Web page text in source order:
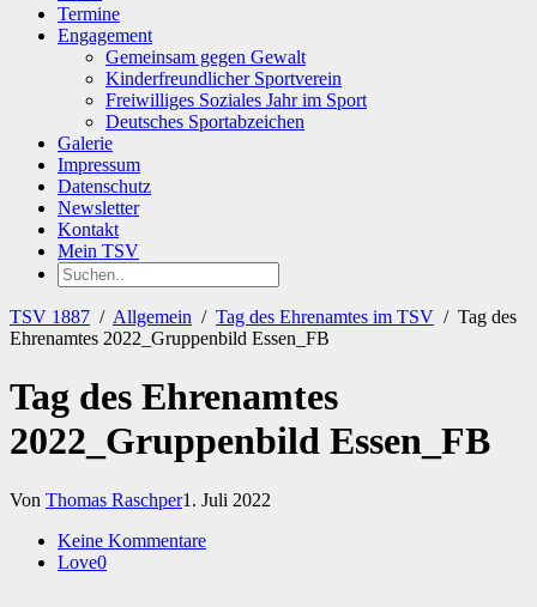
Termine
Engagement
Gemeinsam gegen Gewalt
Kinderfreundlicher Sportverein
Freiwilliges Soziales Jahr im Sport
Deutsches Sportabzeichen
Galerie
Impressum
Datenschutz
Newsletter
Kontakt
Mein TSV
TSV 1887 / Allgemein / Tag des Ehrenamtes im TSV / Tag des
Ehrenamtes 2022_Gruppenbild Essen_FB
Tag des Ehrenamtes
2022_Gruppenbild Essen_FB
Von Thomas Raschper1. Juli 2022
Keine Kommentare
Love0